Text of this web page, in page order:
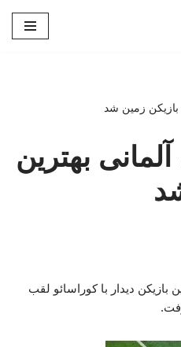
زمین شد
بهترین
بازیکن دیدار با کوراسائو لقب